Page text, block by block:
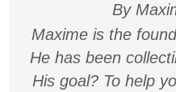
By
Maxime is the
He has been
His goal? To help